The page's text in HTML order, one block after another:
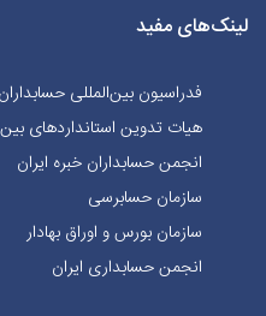
لینک‌های مفید
فدراسیون بین‌المللی حسابداران
هیات تدوین استانداردهای
انجمن حسابداران خبره ايران
سازمان حسابرسی
سازمان بورس و اوراق بهادار
انجمن حسابداری ایران